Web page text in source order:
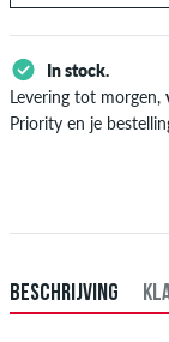
In stock.
Levering tot morgen,
Priority en je
BESCHRIJVING